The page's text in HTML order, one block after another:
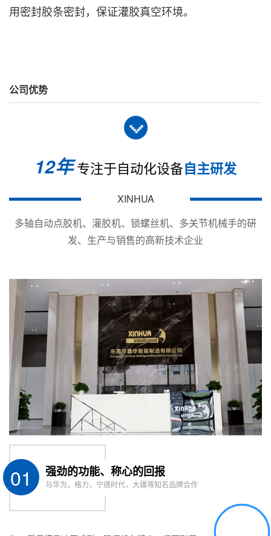
用密封胶条密封，保证灌胶真空环境。
公司优势
12年 专注于自动化设备自主研发
XINHUA
多轴自动点胶机、灌胶机、锁螺丝机、多关节机械手的硏
发、生产与销售的高新技术企业
01 强劲的功能、称心的回报
与华为，格力，宁德时代，大疆等知名品牌合作